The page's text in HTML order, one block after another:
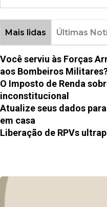
Mais lidas Últimas
Você serviu às Forças
aos Bombeiros
O Imposto de Renda
inconstitucional
Atualize seus dados
em casa
Liberação de RPVs